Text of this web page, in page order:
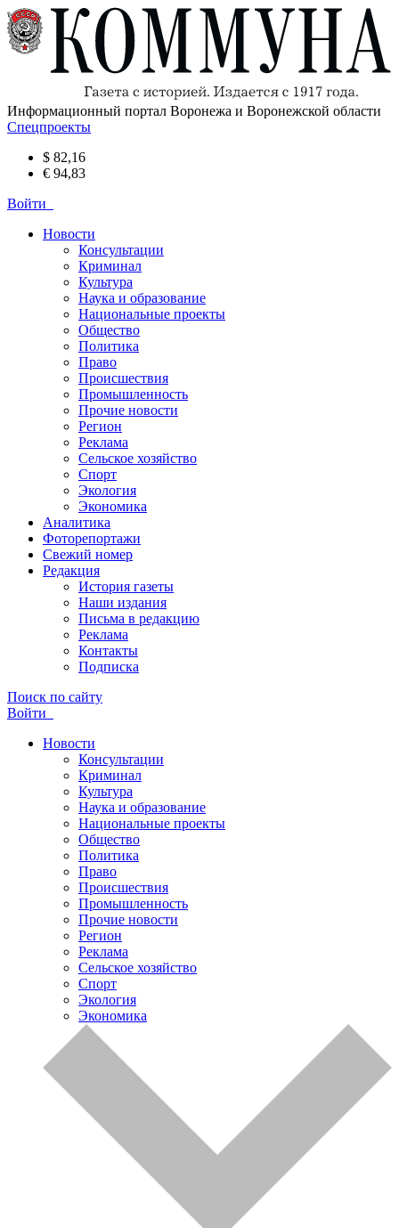
Информационный портал Воронежа и Воронежской области
Спецпроекты
$ 82,16
€ 94,83
Войти
Новости
Консультации
Криминал
Культура
Наука и образование
Национальные проекты
Общество
Политика
Право
Происшествия
Промышленность
Прочие новости
Регион
Реклама
Сельское хозяйство
Спорт
Экология
Экономика
Аналитика
Фоторепортажи
Свежий номер
Редакция
История газеты
Наши издания
Письма в редакцию
Реклама
Контакты
Подписка
Поиск по сайту
Войти
Новости
Консультации
Криминал
Культура
Наука и образование
Национальные проекты
Общество
Политика
Право
Происшествия
Промышленность
Прочие новости
Регион
Реклама
Сельское хозяйство
Спорт
Экология
Экономика